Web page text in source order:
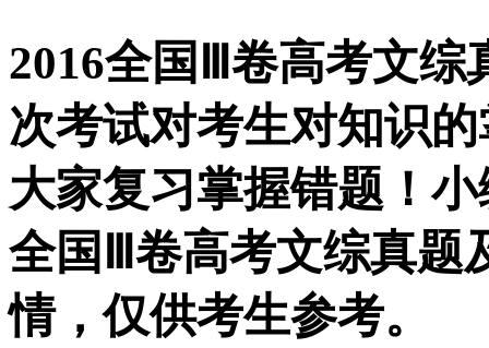
2016全国Ⅲ卷高考文综
次考试对考生对知识
大家复习掌握错题！
全国Ⅲ卷高考文综真题
情，仅供考生参考。